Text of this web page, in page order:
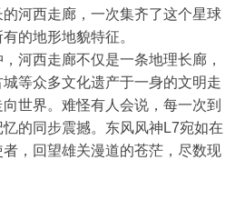
河西走廊，一次集齐了这个星球
的地形地貌特征。
河西走廊不仅是一条地理长廊，
等众多文化遗产于一身的文明走
世界。难怪有人会说，每一次到
的同步震撼。东风风神L7宛如在
，回望雄关漫道的苍茫，尽数现